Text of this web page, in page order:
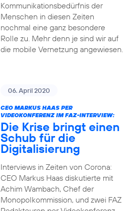
Kommuni­ka­tions­bedürfnis­ der
Menschen in diesen Zeiten
nochmal eine ganz besondere
Rolle zu. Mehr denn je sind wir auf
die mobile Vernetzung angewiesen.
06. April 2020
CEO MARKUS HAAS PER
VIDEOKONFERENZ IM FAZ-INTERVIEW:
Die Krise bringt einen
Schub für die
Digitalisierung
Interviews in Zeiten von Corona:
CEO Markus Haas diskutierte mit
Achim Wambach, Chef der
Monopolkommission, und zwei FAZ